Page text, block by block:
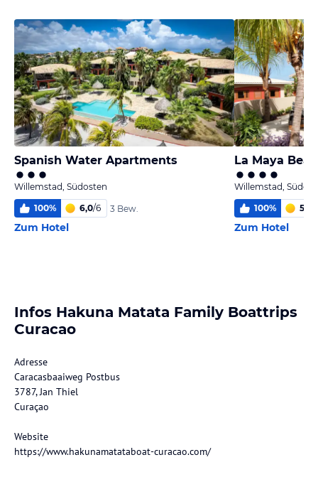
Spanish Water Apartments
Willemstad, Südosten
100% 6,0/6 3 Bew.
Zum Hotel
La Maya
Willemstad,
100% 5,2
Zum Hotel
Infos Hakuna Matata Family Boattrips
Curacao
Adresse
Caracasbaaiweg Postbus
3787, Jan Thiel
Curaçao
Website
https://www.hakunamatataboat-curacao.com/